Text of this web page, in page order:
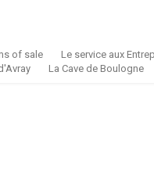
of sale Le service aux
La Cave de Boulogne